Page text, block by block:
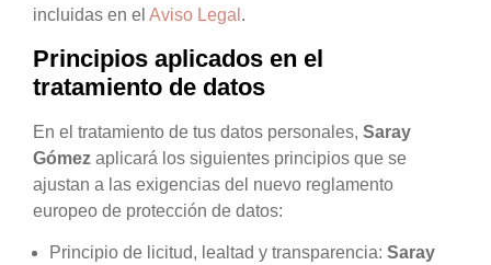
incluidas en el Aviso Legal .
Principios aplicados en el
tratamiento de datos
En el tratamiento de tus datos personales, Saray
Gómez aplicará los siguientes principios que se
ajustan a las exigencias del nuevo reglamento
europeo de protección de datos:
Principio de licitud, lealtad y transparencia: Saray